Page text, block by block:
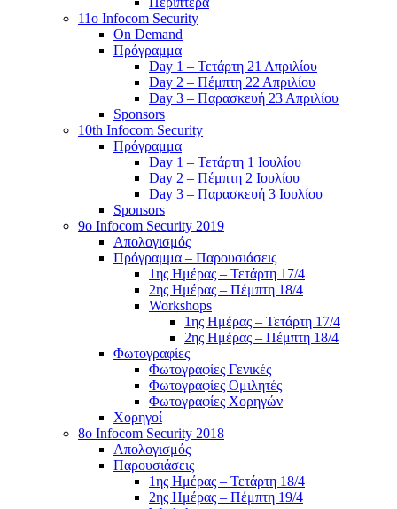
11o Infocom Security
On Demand
Πρόγραμμα
Day 1 – Τετάρτη 21 Απριλίου
Day 2 – Πέμπτη 22 Απριλίου
Day 3 – Παρασκευή 23 Απριλίου
Sponsors
10th Infocom Security
Πρόγραμμα
Day 1 – Τετάρτη 1 Ιουλίου
Day 2 – Πέμπτη 2 Ιουλίου
Day 3 – Παρασκευή 3 Ιουλίου
Sponsors
9ο Infocom Security 2019
Απολογισμός
Πρόγραμμα – Παρουσιάσεις
1ης Ημέρας – Τετάρτη 17/4
2ης Ημέρας – Πέμπτη 18/4
Workshops
1ης Ημέρας – Τετάρτη 17/4
2ης Ημέρας – Πέμπτη 18/4
Φωτογραφίες
Φωτογραφίες Γενικές
Φωτογραφίες Ομιλητές
Φωτογραφίες Χορηγών
Χορηγοί
8ο Infocom Security 2018
Απολογισμός
Παρουσιάσεις
1ης Ημέρας – Τετάρτη 18/4
2ης Ημέρας – Πέμπτη 19/4